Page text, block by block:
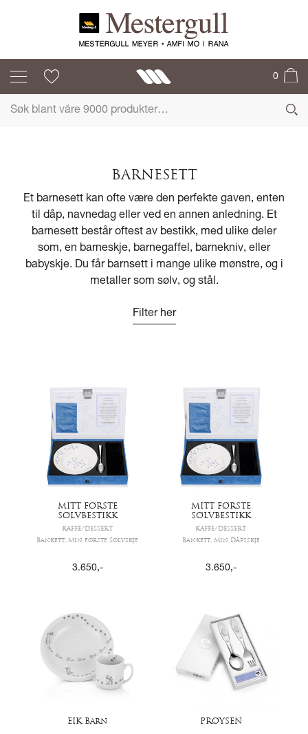
0
BARNESETT
Et barnesett kan ofte være den perfekte gaven, enten
til dåp, navnedag eller ved en annen anledning. Et
barnesett består oftest av bestikk, med ulike deler
som, en barneskje, barnegaffel, barnekniv, eller
babyskje. Du får barnsett i mange ulike mønstre, og i
metaller som sølv, og stål.
Filter her
MITT FØRSTE
SØLVBESTIKK
KAFFE/DESSERT
Bankett, Min første Sølvskje
3.650,-
MITT FØRSTE
SØLVBESTIKK
KAFFE/DESSERT
Bankett, Min Dåpsskje
3.650,-
EIK Barn PRØYSEN